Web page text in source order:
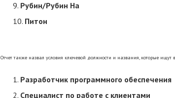
Рубин/Рубин На
Питон
Отчет также назвал условия ключевой должности и названия, которые ищут
Разработчик программного обеспечения
Специалист по работе с клиентами